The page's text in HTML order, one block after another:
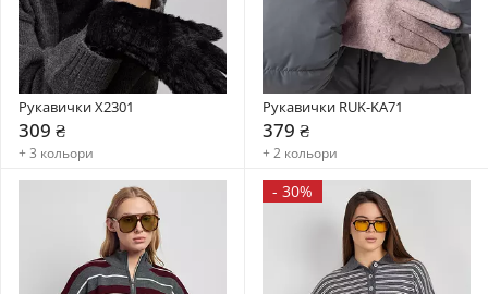
Рукавички X2301
309 ₴
+ 3 кольори
Рукавички RUK-KA71
379 ₴
+ 2 кольори
- 30%